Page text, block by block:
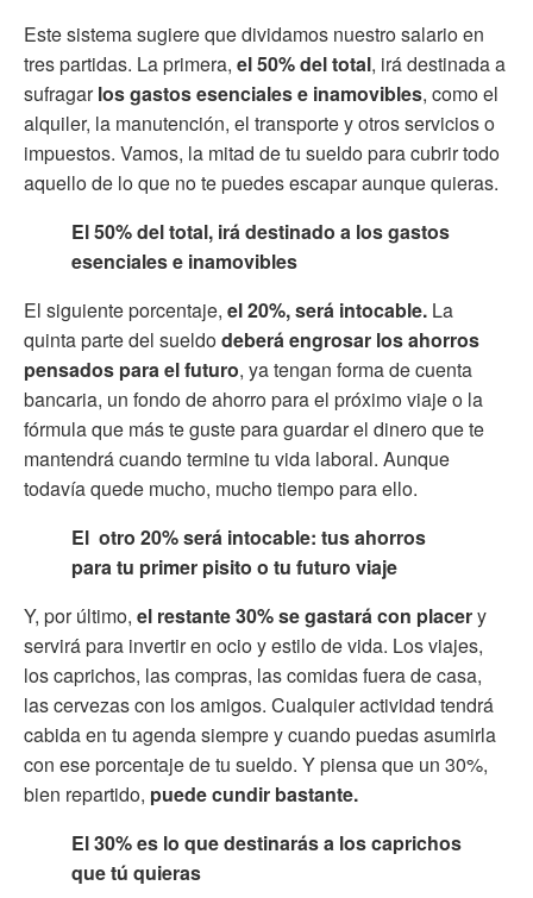
Este sistema sugiere que dividamos nuestro salario en
tres partidas. La primera, el 50% del total, irá destinada a
sufragarlos gastos esenciales e inamovibles, como el
alquiler, la manutención, el transporte y otros servicios o
impuestos. Vamos, la mitad de tu sueldo para cubrir todo
aquello de lo que no te puedes escapar aunque quieras.
El 50% del total, irá destinado a los gastos
esenciales e inamovibles
El siguiente porcentaje, el 20%, será intocable. La
quinta parte del sueldodeberá engrosar los ahorros
pensados para el futuro, ya tengan forma de cuenta
bancaria, un fondo de ahorro para el próximo viaje o la
fórmula que más te guste para guardar el dinero que te
mantendrá cuando termine tu vida laboral. Aunque
todavía quede mucho, mucho tiempo para ello.
El otro 20% será intocable: tus ahorros
para tu primer pisito o tu futuro viaje
Y, por último, el restante 30% se gastará con placery
servirá para invertir en ocio y estilo de vida. Los viajes,
los caprichos, las compras, las comidas fuera de casa,
las cervezas con los amigos. Cualquier actividad tendrá
cabida en tu agenda siempre y cuando puedas asumirla
con ese porcentaje de tu sueldo. Y piensa que un 30%,
bien repartido, puede cundir bastante.
El 30% es lo que destinarás a los caprichos
que tú quieras